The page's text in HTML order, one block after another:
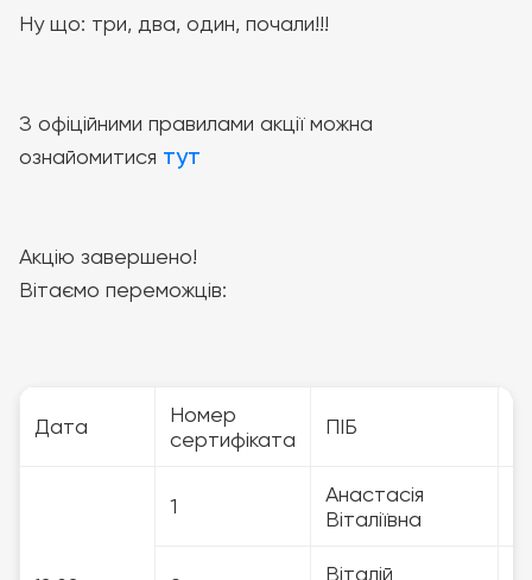
Ну що: три, два, один, почали!!!
З офіційними правилами акції можна
ознайомитися тут
Акцію завершено!
Вітаємо переможців:
Дата
Номер
сертифіката
ПІБ
1
Анастасія
Віталіївна
Віталій